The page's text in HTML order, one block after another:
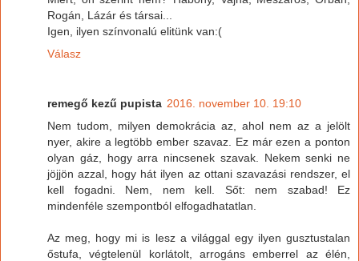
Rogán, Lázár és társai...
Igen, ilyen színvonalú elitünk van:(
Válasz
remegő kezű pupista 2016. november 10. 19:10
Nem tudom, milyen demokrácia az, ahol nem az a jelölt
nyer, akire a legtöbb ember szavaz. Ez már ezen a ponton
olyan gáz, hogy arra nincsenek szavak. Nekem senki ne
jöjjön azzal, hogy hát ilyen az ottani szavazási rendszer, el
kell fogadni. Nem, nem kell. Sőt: nem szabad! Ez
mindenféle szempontból elfogadhatatlan.
Az meg, hogy mi is lesz a világgal egy ilyen gusztustalan
őstufa, végtelenül korlátolt, arrogáns emberrel az élén,